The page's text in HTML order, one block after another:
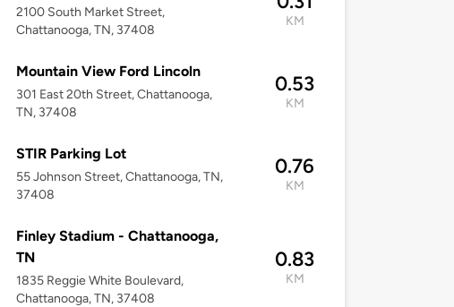
2100 South Market Street,
Chattanooga, TN, 37408
KM
Mountain View Ford Lincoln
301 East 20th Street, Chattanooga,
TN, 37408
0.53
KM
STIR Parking Lot
55 Johnson Street, Chattanooga, TN,
37408
0.76
KM
Finley Stadium - Chattanooga,
TN
1835 Reggie White Boulevard,
Chattanooga, TN, 37408
0.83
KM